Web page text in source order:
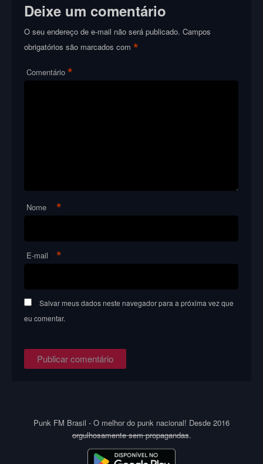
Deixe um comentário
O seu endereço de e-mail não será publicado. Campos
obrigatórios são marcados com*
Comentário *
Nome *
E-mail *
Salvar meus dados neste navegador para a próxima vez que
eu comentar.
Punk FM Brasil - O melhor do punk nacional! Desde 2016
orgulhosamente sem propagandas.